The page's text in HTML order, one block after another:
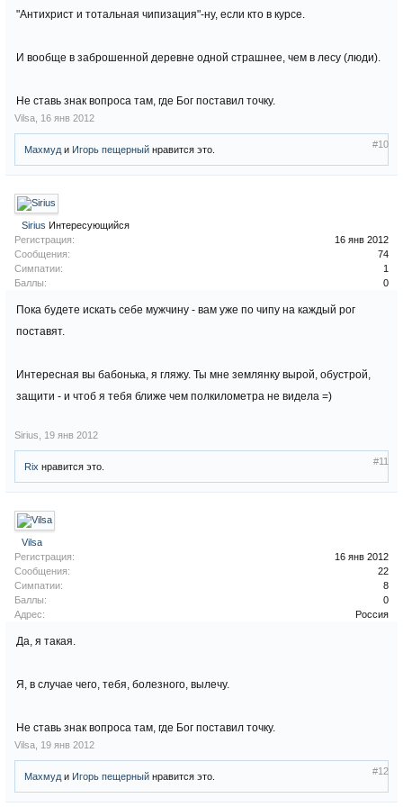
"Антихрист и тотальная чипизация"-ну, если кто в курсе.
И вообще в заброшенной деревне одной страшнее, чем в лесу (люди).
Не ставь знак вопроса там, где Бог поставил точку.
Vilsa 16 янв 2012
#10
Махмуд и Игорь пещерный нравится это.
Sirius Интересующийся
Регистрация:
16 янв 2012
Сообщения:
74
Симпатии:
1
Баллы:
0
Пока будете искать себе мужчину - вам уже по чипу на каждый рог
поставят.
Интересная вы бабонька, я гляжу. Ты мне землянку вырой, обустрой,
защити - и чтоб я тебя ближе чем полкилометра не видела =)
Sirius 19 янв 2012
#11
Rix нравится это.
Vilsa
Регистрация:
16 янв 2012
Сообщения:
22
Симпатии:
8
Баллы:
0
Адрес:
Россия
Да, я такая.
Я, в случае чего, тебя, болезного, вылечу.
Не ставь знак вопроса там, где Бог поставил точку.
Vilsa 19 янв 2012
#12
Махмуд и Игорь пещерный нравится это.